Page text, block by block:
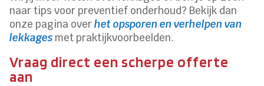
naar tips voor preventief onderhoud? Bekijk dan
onze pagina overhet opsporen en verhelpen van
lekkages met praktijkvoorbeelden.
Vraag direct een scherpe offerte
aan